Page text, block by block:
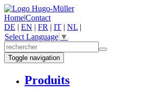
Home|Contact
DE | EN | FR | IT | NL |
Select Language ▼
Toggle navigation
Produits